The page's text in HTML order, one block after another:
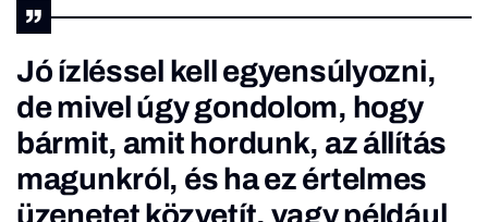
Jó ízléssel kell egyensúlyozni,
de mivel úgy gondolom, hogy
bármit, amit hordunk, az állítás
magunkról, és ha ez értelmes
üzenetet közvetít, vagy például